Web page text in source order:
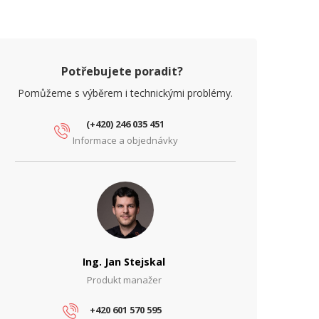
PARAMETRY ETHERNET
Ochrana proti podpětí
Ne
Ochrana proti přepětí Ano
Ano
24
0.625
Výstupní výkon (W)
Potřebujete poradit?
Pomůžeme s výběrem i technickými problémy.
(+420) 246 035 451
Informace a objednávky
Ing. Jan Stejskal
Produkt manažer
+420 601 570 595